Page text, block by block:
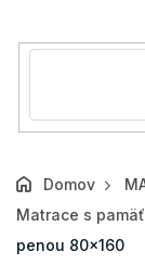
Domov
Matrace s
penou 80x160